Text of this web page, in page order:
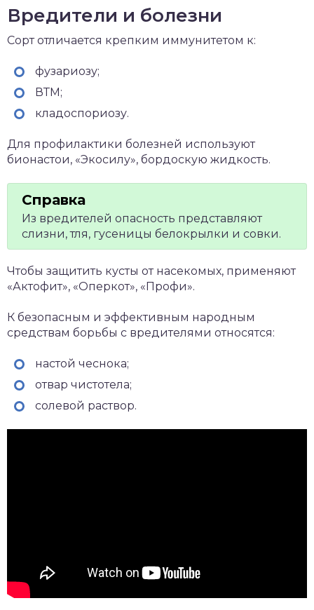
Вредители и болезни
Сорт отличается крепким иммунитетом к:
фузариозу;
ВТМ;
кладоспориозу.
Для профилактики болезней используют
бионастои, «Экосилу», бордоскую жидкость.
Из вредителей опасность представляют
слизни, тля, гусеницы белокрылки и совки.
Чтобы защитить кусты от насекомых, применяют
«Актофит», «Оперкот», «Профи».
К безопасным и эффективным народным
средствам борьбы с вредителями относятся:
настой чеснока;
отвар чистотела;
солевой раствор.